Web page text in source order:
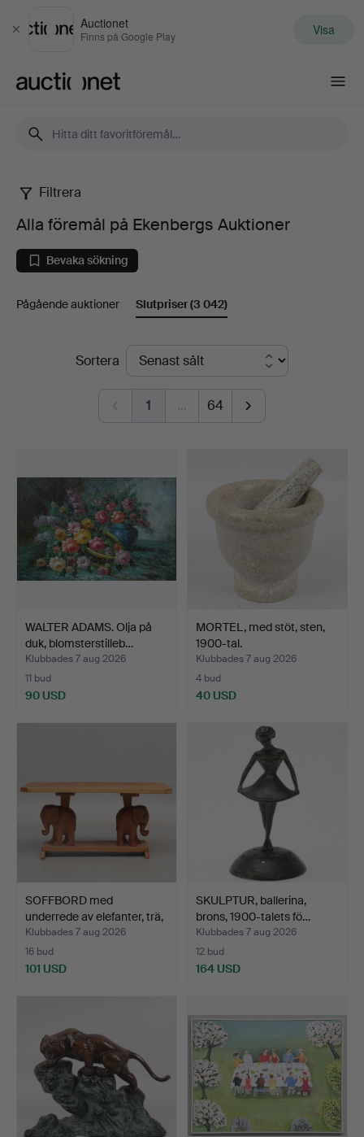
Stäng
Auctionet
Finns på Google Play Visa
Alla
föremål
på
Ekenbergs
Auktioner
Filtrera
Alla föremål på Ekenbergs Auktioner
Bevaka sökning
Pågående auktioner Slutpriser(3 042)
SlutpriserSortera
1 … 64
WALTER ADAMS. Olja på
duk, blomsterstilleb…
Klubbades 7 aug 2026
11 bud
90 USD
MORTEL, med stöt, sten,
1900-tal.
Klubbades 7 aug 2026
4 bud
40 USD
SOFFBORD med
underrede av elefanter, trä,
…
Klubbades 7 aug 2026
16 bud
101 USD
SKULPTUR, ballerina,
brons, 1900-talets fö…
Klubbades 7 aug 2026
12 bud
164 USD